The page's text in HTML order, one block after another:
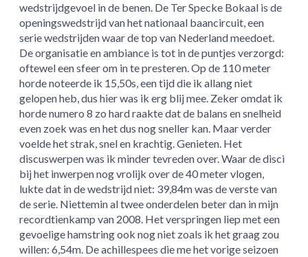
wedstrijdgevoel in de benen. De Ter Specke Bokaal is de
openingswedstrijd van het nationaal baancircuit, een
serie wedstrijden waar de top van Nederland meedoet.
De organisatie en ambiance is tot in de puntjes verzorgd:
oftewel een sfeer om in te presteren. Op de 110 meter
horde noteerde ik 15,50s, een tijd die ik allang niet
gelopen heb, dus hier was ik erg blij mee. Zeker omdat ik
horde numero 8 zo hard raakte dat de balans en snelheid
even zoek was en het dus nog sneller kan. Maar verder
voelde het strak, snel en krachtig. Genieten. Het
discuswerpen was ik minder tevreden over. Waar de disci
bij het inwerpen nog vrolijk over de 40 meter vlogen,
lukte dat in de wedstrijd niet: 39,84m was de verste van
de serie. Niettemin al twee onderdelen beter dan in mijn
recordtienkamp van 2008. Het verspringen liep met een
gevoelige hamstring ook nog niet zoals ik het graag zou
willen: 6,54m. De achillespees die me het vorige seizoen